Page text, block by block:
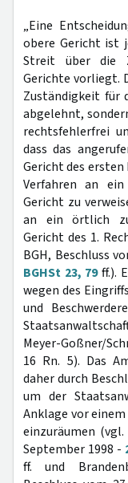
„Eine
obere Gericht ist
Streit über die
Gerichte vorliegt.
Zuständigkeit für
abgelehnt,
rechtsfehlerfrei
dass das
Gericht des
Verfahren an
Gericht zu
an ein örtlich
Gericht des 1.
BGH, Beschluss
BGHSt 23, 79ff.).
wegen des
und
Meyer-Goßner/
16 Rn. 5). Das
daher durch
um der
Anklage vor
einzuräumen (vgl.
September 1998 -
ff. und